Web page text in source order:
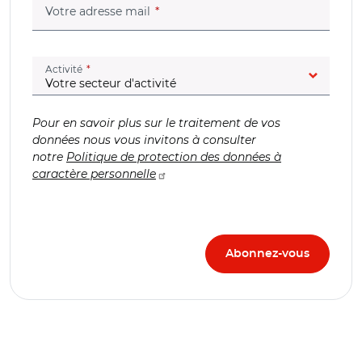
Votre adresse mail (champ obligatoire)
Activité (champ obligatoire)
Pour en savoir plus sur le traitement de vos
données nous vous invitons à consulter
notre Politique de protection des données à
caractère personnelle